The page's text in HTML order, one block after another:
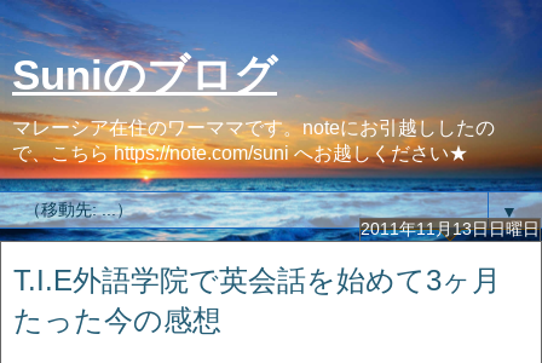
Suniのブログ
マレーシア在住のワーママです。noteにお引越ししたの
で、こちら https://note.com/suni へお越しください★
▼
2011年11月13日日曜日
T.I.E外語学院で英会話を始めて3ヶ月
たった今の感想